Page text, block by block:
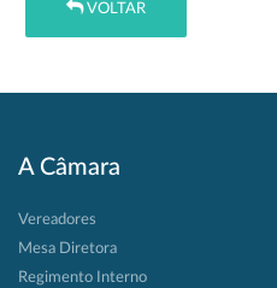
VOLTAR
A Câmara
Vereadores
Mesa Diretora
Regimento Interno